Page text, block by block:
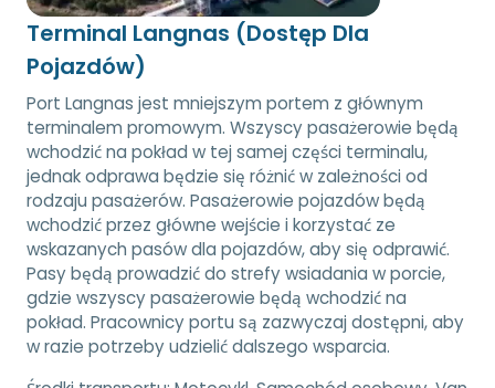
Terminal Langnas (Dostęp Dla
Pojazdów)
Port Langnas jest mniejszym portem z głównym
terminalem promowym. Wszyscy pasażerowie będą
wchodzić na pokład w tej samej części terminalu,
jednak odprawa będzie się różnić w zależności od
rodzaju pasażerów. Pasażerowie pojazdów będą
wchodzić przez główne wejście i korzystać ze
wskazanych pasów dla pojazdów, aby się odprawić.
Pasy będą prowadzić do strefy wsiadania w porcie,
gdzie wszyscy pasażerowie będą wchodzić na
pokład. Pracownicy portu są zazwyczaj dostępni, aby
w razie potrzeby udzielić dalszego wsparcia.